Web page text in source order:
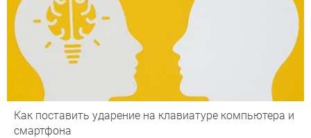
Как поставить ударение на клавиатуре компьютера и
смартфона